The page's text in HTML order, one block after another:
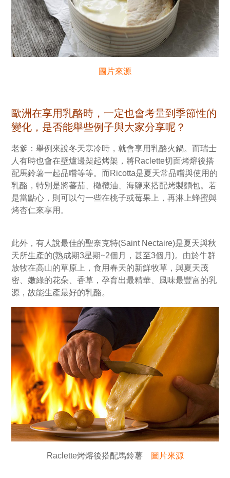
圖片來源
歐洲在享用乳酪時，一定也會考量到季節性的
變化，是否能舉些例子與大家分享呢？
老爹：舉例來說冬天寒冷時，就會享用乳酪火鍋。而瑞士
人有時也會在壁爐邊架起烤架，將Raclette切面烤熔後搭
配馬鈴薯一起品嚐等等。而Ricotta是夏天常品嚐與使用的
乳酪，特別是將蕃茄、橄欖油、海鹽來搭配烤製麵包。若
是當點心，則可以勺一些在桃子或莓果上，再淋上蜂蜜與
烤杏仁來享用。
此外，有人說最佳的聖奈克特(Saint Nectaire)是夏天與秋
天所生產的(熟成期3星期~2個月，甚至3個月)。由於牛群
放牧在高山的草原上，食用春天的新鮮牧草，與夏天茂
密、嫩綠的花朵、香草，孕育出最精華、風味最豐富的乳
源，故能生產最好的乳酪。
Raclette烤熔後搭配馬鈴薯 圖片來源